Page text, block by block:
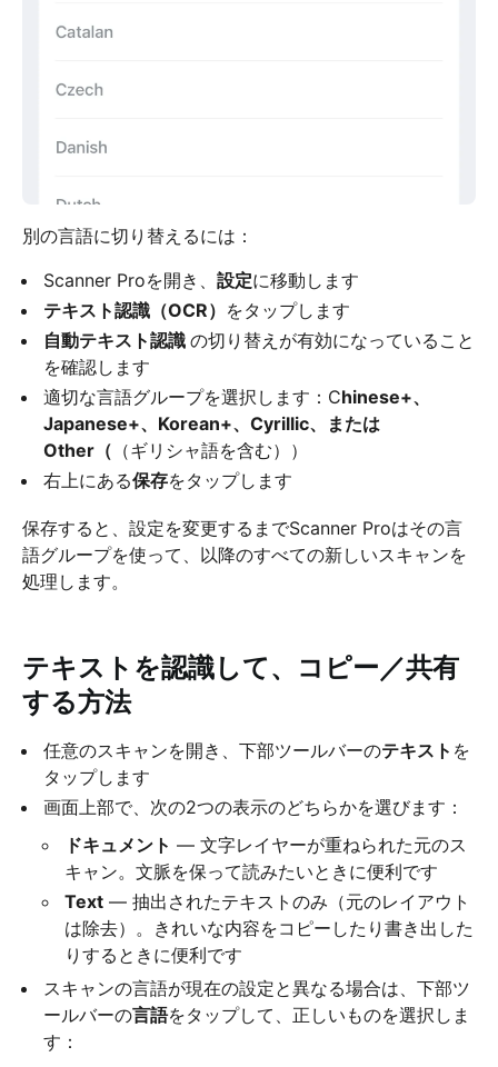
別の言語に切り替えるには：
Scanner Proを開き、 設定に移動します
テキスト認識（OCR） をタップします
自動テキスト認識 の切り替えが有効になっていること
を確認します
適切な言語グループを選択します：Chinese+、
Japanese+、Korean+、Cyrillic、または
Other（ （ギリシャ語を含む））
右上にある保存をタップします
保存すると、設定を変更するまでScanner Proはその言
語グループを使って、以降のすべての新しいスキャンを
処理します。
テキストを認識して、コピー／共有
する方法
任意のスキャンを開き、下部ツールバーのテキスト を
タップします
画面上部で、次の2つの表示のどちらかを選びます：
ドキュメント — 文字レイヤーが重ねられた元のス
キャン。文脈を保って読みたいときに便利です
Text — 抽出されたテキストのみ（元のレイアウト
は除去）。きれいな内容をコピーしたり書き出した
りするときに便利です
スキャンの言語が現在の設定と異なる場合は、下部ツ
ールバーの言語をタップして、正しいものを選択しま
す：